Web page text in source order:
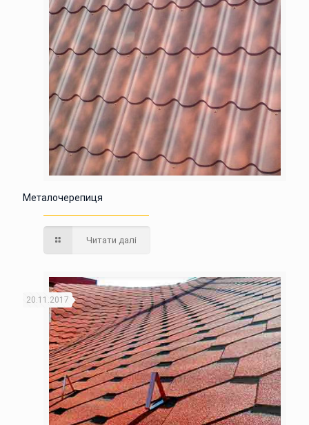
Металочерепиця
Читати далі
20.11.2017